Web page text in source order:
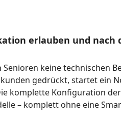
erlauben und nach
keine technischen
gedrückt, startet ein
komplette Konfiguration
– komplett ohne eine